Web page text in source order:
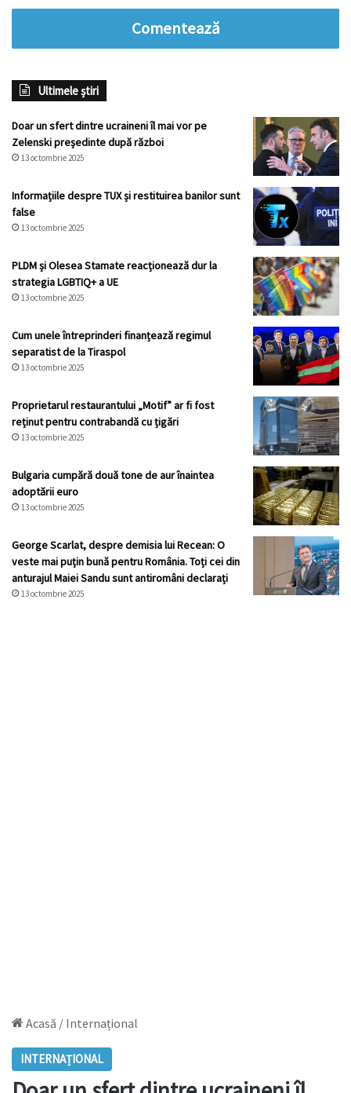
Comentează
Ultimele știri
Doar un sfert dintre ucraineni îl mai vor pe
Zelenski președinte după război
13 octombrie 2025
Informațiile despre TUX și restituirea banilor sunt
false
13 octombrie 2025
PLDM și Olesea Stamate reacționează dur la
strategia LGBTIQ+ a UE
13 octombrie 2025
Cum unele întreprinderi finanțează regimul
separatist de la Tiraspol
13 octombrie 2025
Proprietarul restaurantului „Motif” ar fi fost
reținut pentru contrabandă cu țigări
13 octombrie 2025
Bulgaria cumpără două tone de aur înaintea
adoptării euro
13 octombrie 2025
George Scarlat, despre demisia lui Recean: O
veste mai puțin bună pentru România. Toți cei din
anturajul Maiei Sandu sunt antiromâni declarați
13 octombrie 2025